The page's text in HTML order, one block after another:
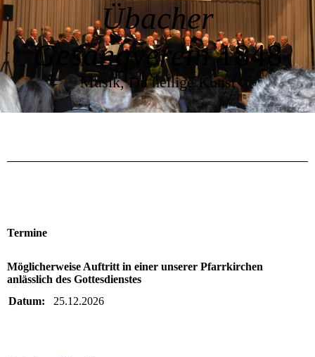
Übacher
Gesangverein1848
Musik, Du heilige Kunst
Termine
Möglicherweise Auftritt in einer unserer Pfarrkirchen
anlässlich des Gottesdienstes
Datum:
25.12.2026